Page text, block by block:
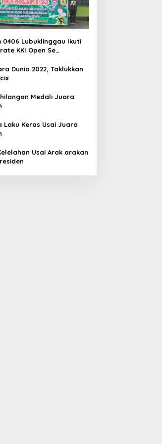
0406 Lubuklinggau Ikuti
KKI Open Se
Dunia 2022, Taklukkan
Medali Juara
Laku Keras Usai Juara
Usai Arak arakan